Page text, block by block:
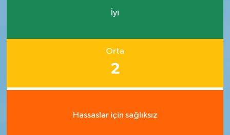
İyi
Orta
2
Hassaslar için sağlıksız